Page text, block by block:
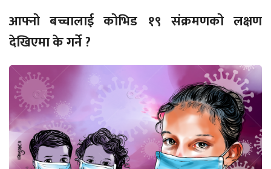
आफ्नो बच्चालाई कोभिड १९ संक्रमणको लक्षण
देखिएमा के गर्ने ?